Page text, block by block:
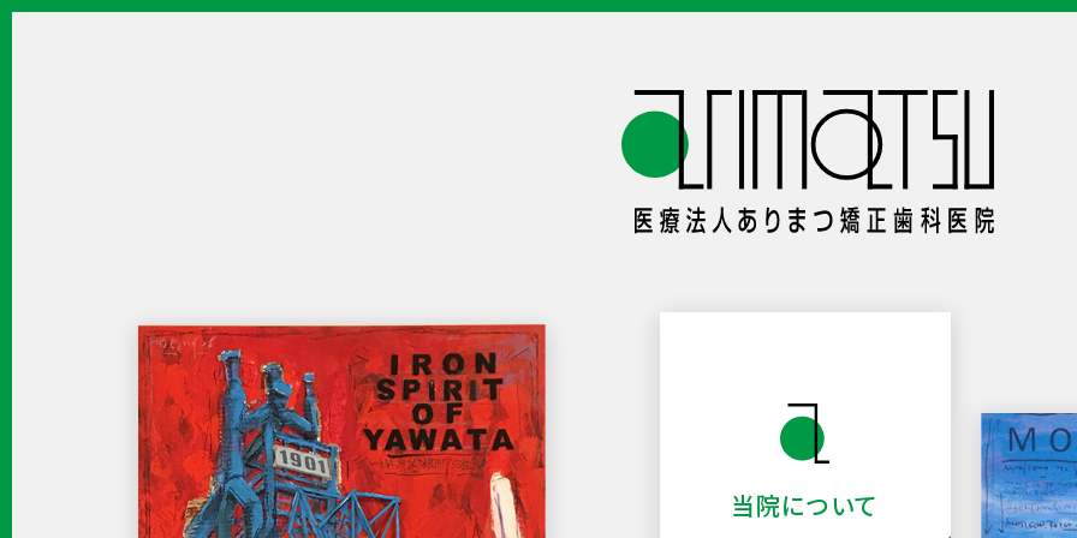
当院について